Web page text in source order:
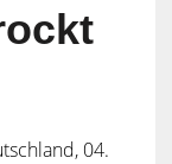
04.